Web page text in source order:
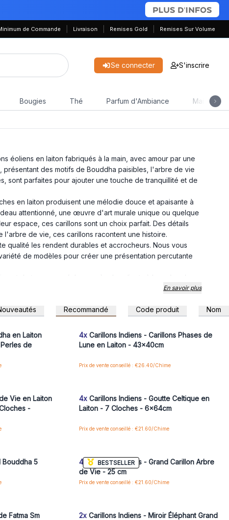
PLUS D'INFOS
de Commande Livraison Remises Gold Remises Sur Volume
Se connecter S'inscrire
Bougies Thé Parfum d'Ambiance Maison &
éoliens en laiton fabriqués à la main, avec amour par une
des motifs de Bouddha paisibles, l'arbre de vie
sont parfaites pour ajouter une touche de tranquillité et de
en laiton produisent une mélodie douce et apaisante à
attentionné, une œuvre d'art murale unique ou quelque
espace, ces carillons sont un choix parfait. Des détails
de vie, ces carillons racontent une histoire.
qualité les rendent durables et accrocheurs. Nous vous
de modèles pour créer une présentation percutante
et de trouver un écho auprès des clients à la recherche
une atmosphère paisible et accueillante à votre
de ces carillons sonner pour quelques ventes
En savoir plus
Recommandé Code produit Nom
pour accéder
en Laiton
de
Connectez-vous ou inscrivez-vous pour accéder
aux prix de gros
4x Carillons Indiens - Carillons Phases de
Lune en Laiton - 43x40cm
Prix de vente conseillé : €26.40/Chime
Vie en Laiton
-
4x Carillons Indiens - Goutte Celtique en
Laiton - 7 Cloches - 6x64cm
Prix de vente conseillé : €21.60/Chime
Bouddha 5
BESTSELLER
4x Carillons Indiens - Grand Carillon Arbre
de Vie - 25 cm
Prix de vente conseillé : €21.60/Chime
Fatma Sm
2x Carillons Indiens - Miroir Éléphant Grand